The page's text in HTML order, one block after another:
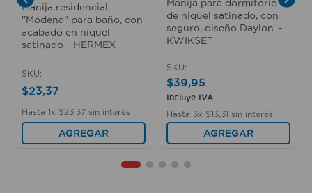
Manija residencial
"Módena" para baño, con
acabado en níquel
satinado - HERMEX
SKU:
$23,37
Hasta 1x $23 37 sin interés
AGREGAR
Manija para dormitorio
de niquel satinado, con
seguro, diseño Daylon. -
KWIKSET
SKU:
$39,95
Incluye IVA
Hasta 3x $13 31 sin interés
AGREGAR